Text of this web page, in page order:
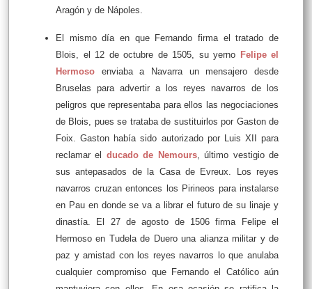
Aragón y de Nápoles.
El mismo día en que Fernando firma el tratado de
Blois, el 12 de octubre de 1505, su yerno Felipe el
Hermoso
enviaba a Navarra un mensajero desde
Bruselas para advertir a los reyes navarros de los
peligros que representaba para ellos las negociaciones
de Blois, pues se trataba de sustituirlos por Gaston de
Foix. Gaston había sido autorizado por Luis XII para
reclamar el ducado de Nemours, último vestigio de
sus antepasados de la Casa de Evreux. Los reyes
navarros cruzan entonces los Pirineos para instalarse
en Pau en donde se va a librar el futuro de su linaje y
dinastía. El 27 de agosto de 1506 firma Felipe el
Hermoso en Tudela de Duero una alianza militar y de
paz y amistad con los reyes navarros lo que anulaba
cualquier compromiso que Fernando el Católico aún